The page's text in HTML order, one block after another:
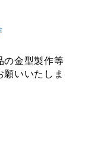
の金型製作等
いいたしま